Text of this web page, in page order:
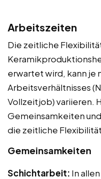
Arbeitszeiten
Die zeitliche
erwartet wird, kann je
Arbeitsverhältnisses
Vollzeitjob) variieren.
Gemeinsamkeiten
die zeitliche
Gemeinsamkeiten
Schichtarbeit: In